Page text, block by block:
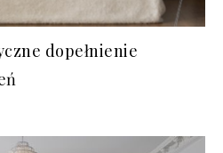
dopełnienie